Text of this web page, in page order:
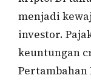
menjadi
investor.
keuntungan
Pertambahan